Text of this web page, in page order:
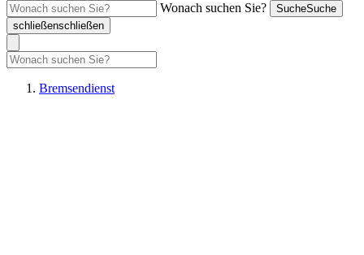
Wonach suchen Sie?
SucheSuche
schließenschließen
Bremsendienst